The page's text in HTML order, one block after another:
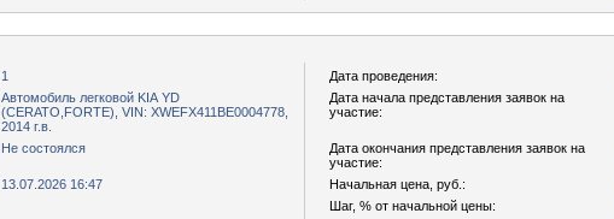
1 Дата проведения:
Автомобиль легковой KIA YD
(CERATO,FORTE), VIN: XWEFX411BE0004778,
2014 г.в.
Дата начала представления заявок на
участие:
Не состоялся
Дата окончания представления заявок на
участие:
13.07.2026 16:47 Начальная цена, руб.:
Шаг, % от начальной цены: